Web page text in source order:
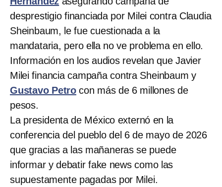
desprestigio financiada por Milei contra Claudia
Sheinbaum, le fue cuestionada a la
mandataria, pero ella no ve problema en ello.
Información en los audios revelan que Javier
Milei financia campaña contra Sheinbaum y
Gustavo Petro con más de 6 millones de
pesos.
La presidenta de México externó en la
conferencia del pueblo del 6 de mayo de 2026
que gracias a las mañaneras se puede
informar y debatir fake news como las
supuestamente pagadas por Milei.